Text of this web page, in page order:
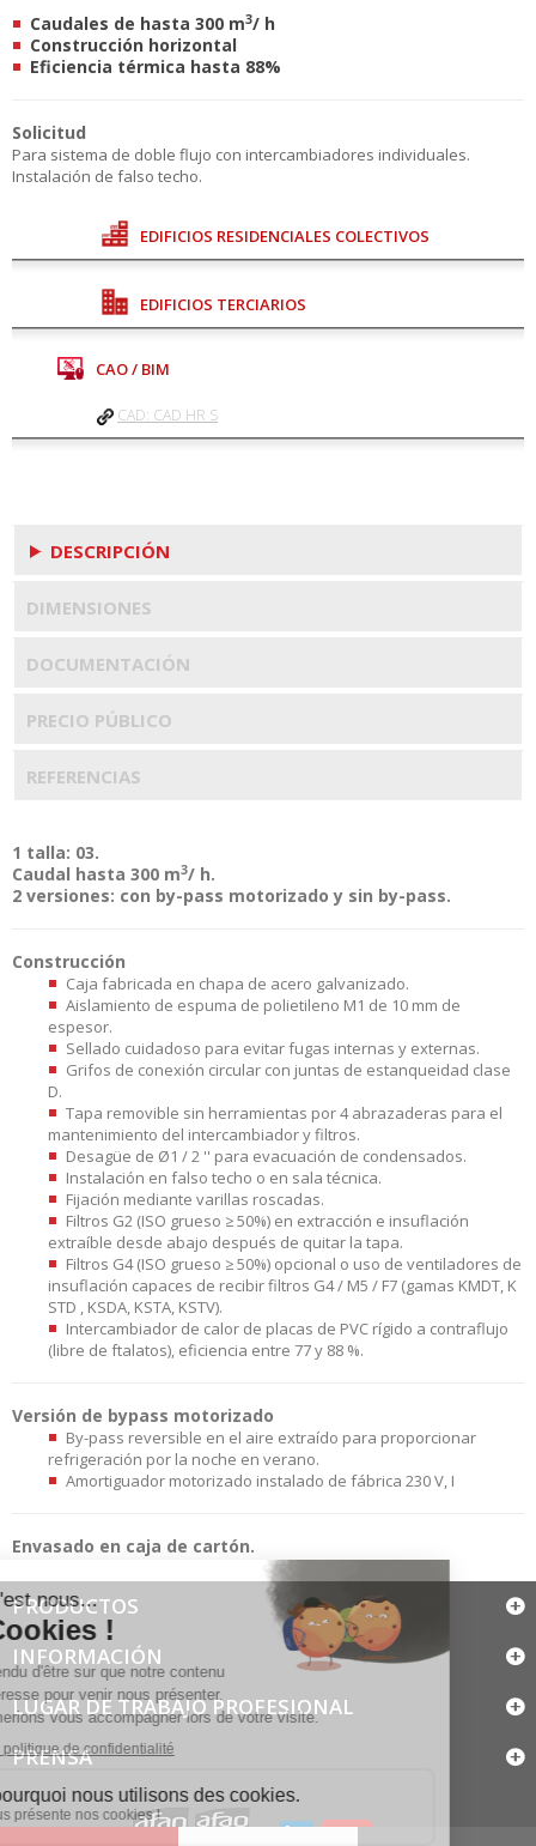
Caudales de hasta 300 m3/ h
Construcción horizontal
Eficiencia térmica hasta 88%
Solicitud
Para sistema de doble flujo con intercambiadores individuales.
Instalación de falso techo.
EDIFICIOS RESIDENCIALES COLECTIVOS
EDIFICIOS TERCIARIOS
CAO / BIM
CAD: CAD HR S
DESCRIPCIÓN
DIMENSIONES
DOCUMENTACIÓN
PRECIO PÚBLICO
REFERENCIAS
1 talla: 03.
Caudal hasta 300 m3/ h.
2 versiones: con by-pass motorizado y sin by-pass.
Construcción
Caja fabricada en chapa de acero galvanizado.
Aislamiento de espuma de polietileno M1 de 10 mm de
espesor.
Sellado cuidadoso para evitar fugas internas y externas.
Grifos de conexión circular con juntas de estanqueidad clase
D.
Tapa removible sin herramientas por 4 abrazaderas para el
mantenimiento del intercambiador y filtros.
Desagüe de Ø1 / 2 '' para evacuación de condensados.
Instalación en falso techo o en sala técnica.
Fijación mediante varillas roscadas.
Filtros G2 (ISO grueso ≥ 50%) en extracción e insuflación
extraíble desde abajo después de quitar la tapa.
Filtros G4 (ISO grueso ≥ 50%) opcional o uso de ventiladores de
insuflación capaces de recibir filtros G4 / M5 / F7 (gamas KMDT, K
STD , KSDA, KSTA, KSTV).
Intercambiador de calor de placas de PVC rígido a contraflujo
(libre de ftalatos), eficiencia entre 77 y 88 %.
Versión de bypass motorizado
By-pass reversible en el aire extraído para proporcionar
refrigeración por la noche en verano.
Amortiguador motorizado instalado de fábrica 230 V, I
Envasado en caja de cartón.
PRODUCTOS
INFORMACIÓN
LUGAR DE TRABAJO PROFESIONAL
PRENSA